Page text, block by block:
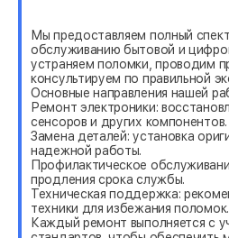
Мы предоставляем полный
обслуживанию бытовой и
устраняем поломки, проводим
консультируем по правильной
Основные направления нашей
Ремонт электроники:
сенсоров и других компонентов.
Замена деталей: установка
надежной работы.
Профилактическое
продления срока службы.
Техническая поддержка:
техники для избежания поломок.
Каждый ремонт выполняется с